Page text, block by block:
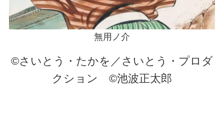
無用ノ介
©さいとう・たかを／さいとう・プロダ
クション ©池波正太郎